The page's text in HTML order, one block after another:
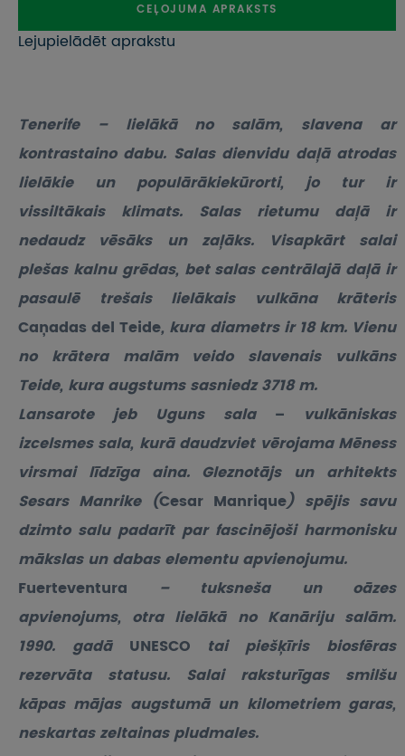
CEĻOJUMA APRAKSTS
Lejupielādēt aprakstu
Tenerife – lielākā no salām, slavena ar
kontrastaino dabu. Salas dienvidu daļā atrodas
lielākie un populārākiekūrorti, jo tur ir
vissiltākais klimats. Salas rietumu daļā ir
nedaudz vēsāks un zaļāks. Visapkārt salai
plešas kalnu grēdas, bet salas centrālajā daļā ir
pasaulē trešais lielākais vulkāna krāteris
Caņadas del Teide, kura diametrs ir 18 km. Vienu
no krātera malām veido slavenais vulkāns
Teide, kura augstums sasniedz 3718 m.
Lansarote jeb Uguns sala – vulkāniskas
izcelsmes sala, kurā daudzviet vērojama Mēness
virsmai līdzīga aina. Gleznotājs un arhitekts
Sesars Manrike (Cesar Manrique) spējis savu
dzimto salu padarīt par fascinējoši harmonisku
mākslas un dabas elementu apvienojumu.
Fuerteventura – tuksneša un oāzes
apvienojums, otra lielākā no Kanāriju salām.
1990. gadā UNESCO tai piešķīris biosfēras
rezervāta statusu. Salai raksturīgas smilšu
kāpas mājas augstumā un kilometriem garas,
neskartas zeltainas pludmales.